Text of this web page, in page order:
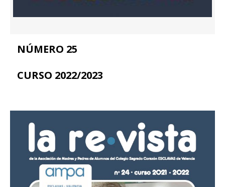
NÚMERO 25
CURSO 2022/2023